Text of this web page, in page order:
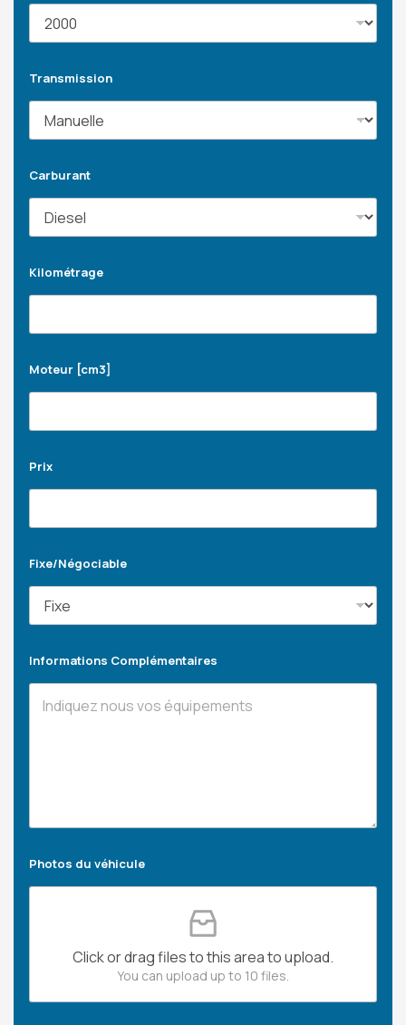
Transmission
Carburant
Kilométrage
Moteur [cm3]
Prix
Fixe/Négociable
Informations Complémentaires
Photos du véhicule
Click or drag files to this area to upload.
You can upload up to 10 files.